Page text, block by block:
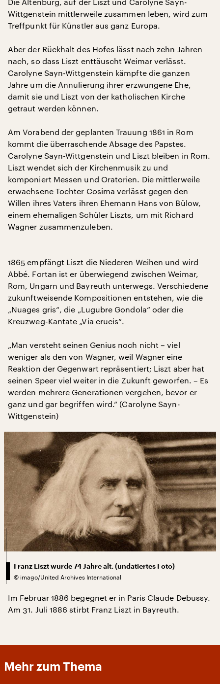
Wittgenstein mittlerweile zusammen leben, wird zum
Treffpunkt für Künstler aus ganz Europa.
Aber der Rückhalt des Hofes lässt nach zehn Jahren
nach, so dass Liszt enttäuscht Weimar verlässt.
Carolyne Sayn-Wittgenstein kämpfte die ganzen
Jahre um die Annulierung ihrer erzwungene Ehe,
damit sie und Liszt von der katholischen Kirche
getraut werden können.
Am Vorabend der geplanten Trauung 1861 in Rom
kommt die überraschende Absage des Papstes.
Carolyne Sayn-Wittgenstein und Liszt bleiben in Rom.
Liszt wendet sich der Kirchenmusik zu und
komponiert Messen und Oratorien. Die mittlerweile
erwachsene Tochter Cosima verlässt gegen den
Willen ihres Vaters ihren Ehemann Hans von Bülow,
einem ehemaligen Schüler Liszts, um mit Richard
Wagner zusammenzuleben.
1865 empfängt Liszt die Niederen Weihen und wird
Abbé. Fortan ist er überwiegend zwischen Weimar,
Rom, Ungarn und Bayreuth unterwegs. Verschiedene
zukunftweisende Kompositionen entstehen, wie die
„Nuages gris“, die „Lugubre Gondola“ oder die
Kreuzweg-Kantate „Via crucis“.
„Man versteht seinen Genius noch nicht – viel
weniger als den von Wagner, weil Wagner eine
Reaktion der Gegenwart repräsentiert; Liszt aber hat
seinen Speer viel weiter in die Zukunft geworfen. – Es
werden mehrere Generationen vergehen, bevor er
ganz und gar begriffen wird.“ (Carolyne Sayn-
Wittgenstein)
Franz Liszt wurde 74 Jahre alt. (undatiertes Foto)
© imago/United Archives International
Im Februar 1886 begegnet er in Paris Claude Debussy.
Am 31. Juli 1886 stirbt Franz Liszt in Bayreuth.
Mehr zum Thema